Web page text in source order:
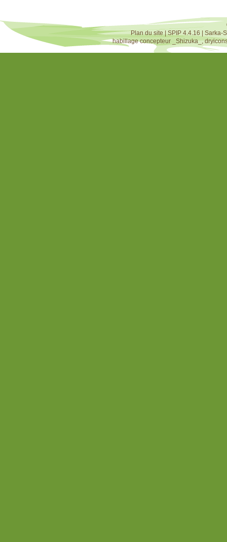
Plan du site|SPIP 4.4.16
Sarka-
habillage concepteur
_Shizuka_,